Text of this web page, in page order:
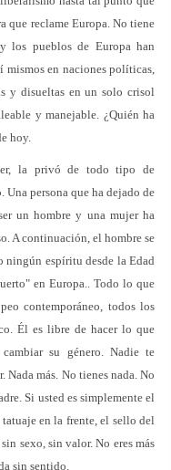
que reclame Europa. No tiene
los pueblos de Europa han
mismos en naciones políticas,
y disueltas en un solo crisol
y manejable. ¿Quién ha
hoy.
la privó de todo tipo de
persona que ha dejado de
un hombre y una mujer ha
A continuación, el hombre se
ningún espíritu desde la Edad
en Europa.. Todo lo que
contemporáneo, todos los
Él es libre de hacer lo que
su género. Nadie te
Nada más. No tienes nada. No
Si usted es simplemente el
en la frente, el sello del
sexo, sin valor. No eres más
sin sentido.